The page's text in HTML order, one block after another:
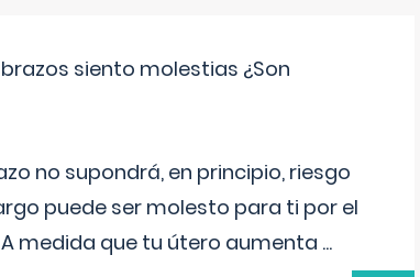
siento molestias ¿Son
no supondrá, en principio, riesgo
puede ser molesto para ti por el
medida que tu útero aumenta ...